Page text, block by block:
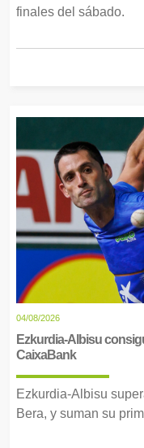
finales del sábado.
04/08/2026
Ezkurdia-Albisu
CaixaBank
Ezkurdia-Albisu
Bera, y suman su